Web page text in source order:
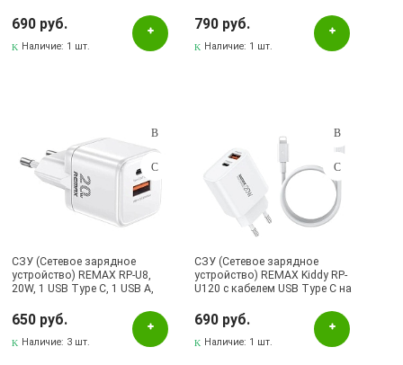
690 руб.
Наличие: 1 шт.
C, длина 1 метр, цвет белый
790 руб.
Наличие: 1 шт.
СЗУ (Сетевое зарядное
устройство) REMAX RP-U8,
20W, 1 USB Type C, 1 USB A,
650 руб.
Наличие: 3 шт.
СЗУ (Сетевое зарядное
устройство) REMAX Kiddy RP-
U120 с кабелем USB Type C на
USB Type C, длина 1 метр,
цвет белый
690 руб.
Наличие: 1 шт.